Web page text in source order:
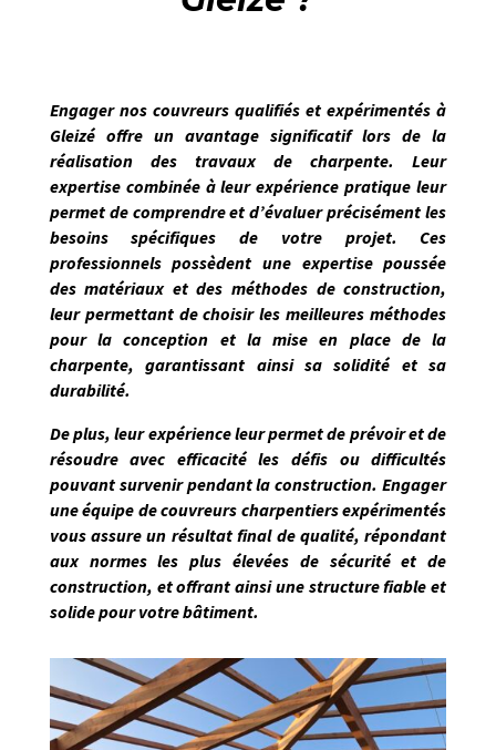
Engager nos couvreurs qualifiés et expérimentés à
Gleizéoffre un avantage significatif lors de la
réalisation des travaux de charpente. Leur
expertise combinée à leur expérience pratique leur
permet de comprendre et d’évaluer précisément les
besoins spécifiques de votre projet. Ces
professionnels possèdent une expertise poussée
des matériaux et des méthodes de construction,
leur permettant de choisir les meilleures méthodes
pour la conception et la mise en place de la
charpente, garantissant ainsi sa solidité et sa
durabilité.
De plus, leur expérience leur permet de prévoir et de
résoudre avec efficacité les défis ou difficultés
pouvant survenir pendant la construction. Engager
une équipe de couvreurs charpentiers expérimentés
vous assure un résultat final de qualité, répondant
aux normes les plus élevées de sécurité et de
construction, et offrant ainsi une structure fiable et
solide pour votre bâtiment.